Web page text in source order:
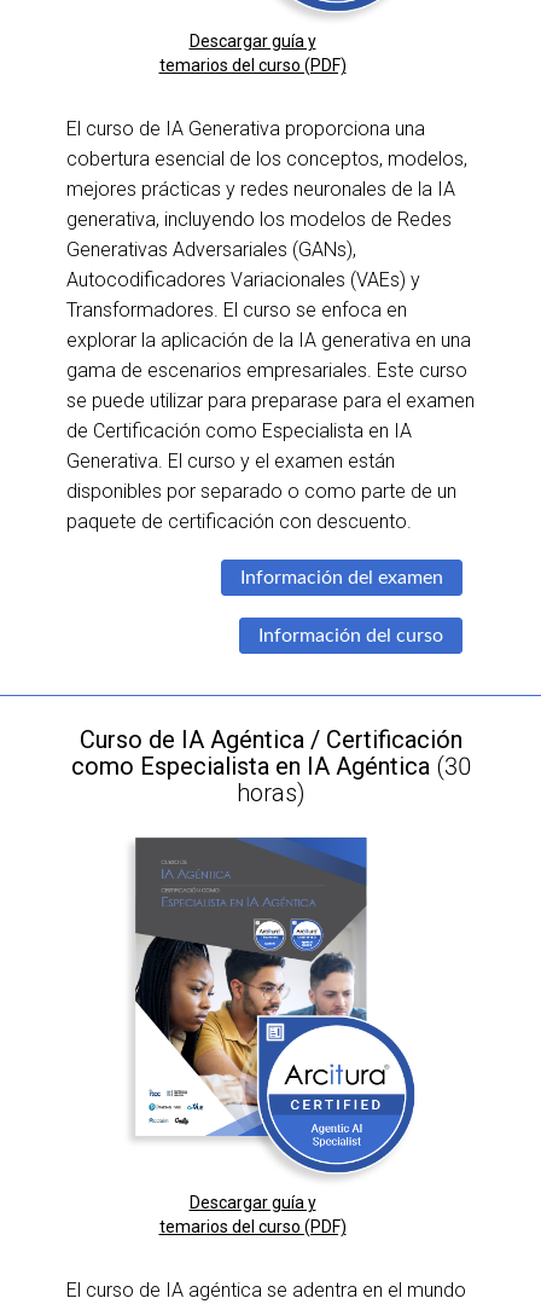
Descargar guía y
temarios del curso (PDF)
El curso de IA Generativa proporciona una
cobertura esencial de los conceptos, modelos,
mejores prácticas y redes neuronales de la IA
generativa, incluyendo los modelos de Redes
Generativas Adversariales (GANs),
Autocodificadores Variacionales (VAEs) y
Transformadores. El curso se enfoca en
explorar la aplicación de la IA generativa en una
gama de escenarios empresariales. Este curso
se puede utilizar para preparase para el examen
de Certificación como Especialista en IA
Generativa. El curso y el examen están
disponibles por separado o como parte de un
paquete de certificación con descuento.
Información del examen
Información del curso
Curso de IA Agéntica / Certificación
como Especialista en IA Agéntica (30
horas)
Descargar guía y
temarios del curso (PDF)
El curso de IA agéntica se adentra en el mundo